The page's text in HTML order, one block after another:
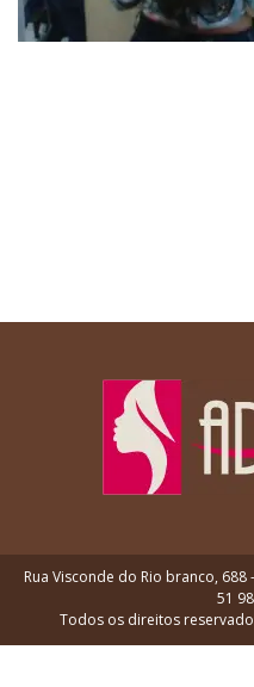
Rua Visconde do Rio branco, 688
51
Todos os direitos